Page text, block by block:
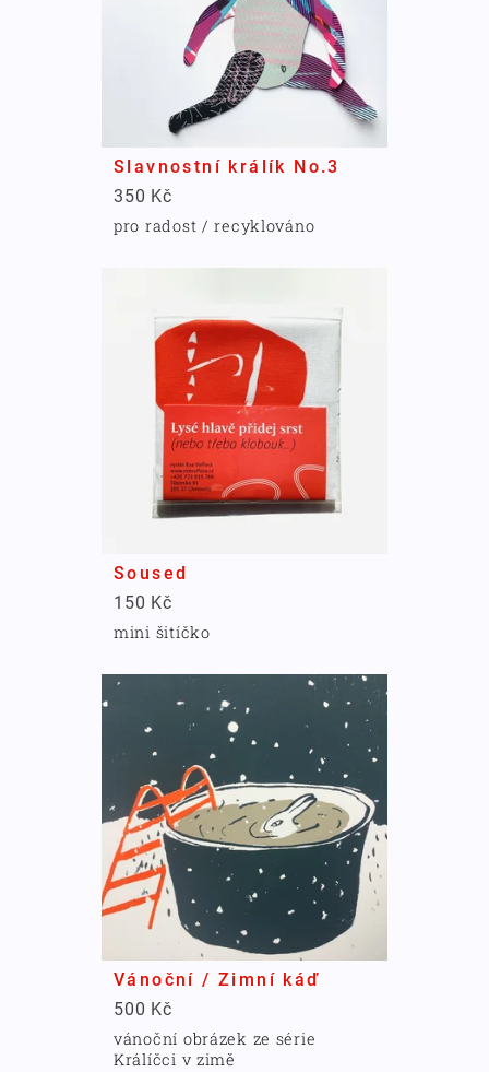
Slavnostní králík No.3
350 Kč
pro radost / recyklováno
Soused
150 Kč
mini šitíčko
Vánoční / Zimní káď
500 Kč
vánoční obrázek ze série
Králíčci v zimě